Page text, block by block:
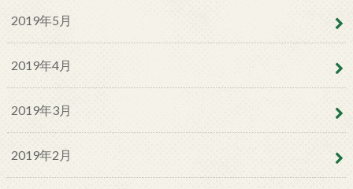
2019年5月
2019年4月
2019年3月
2019年2月